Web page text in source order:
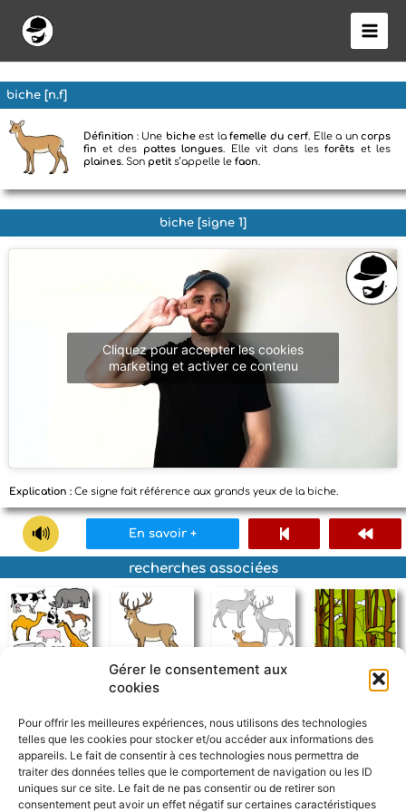
Gérer le consentement aux
cookies
Pour offrir les meilleures expériences, nous utilisons des technologies
telles que les cookies pour stocker et/ou accéder aux informations des
appareils. Le fait de consentir à ces technologies nous permettra de
traiter des données telles que le comportement de navigation ou les ID
uniques sur ce site. Le fait de ne pas consentir ou de retirer son
consentement peut avoir un effet négatif sur certaines caractéristiques
contenu
biche [n.f]
Définition: Une bicheest lafemelle du cerf. Elle a uncorps
fin et des pattes longues. Elle vit dans lesforêts et les
plaines. Son petits’appelle le faon.
biche [signe 1]
Cliquez pour accepter les cookies
marketing et activer ce contenu
Explication : Ce signe fait référence aux grands yeux de la biche.
En savoir +
recherches associées
cerf